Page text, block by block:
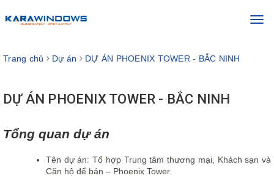
Trang chủ Dự án DỰ ÁN PHOENIX TOWER - BẮC NINH
DỰ ÁN PHOENIX TOWER - BẮC NINH
Tổng quan dự án
Tên dự án: Tổ hợp Trung tâm thương mại, Khách sạn và
Căn hộ để bán – Phoenix Tower.